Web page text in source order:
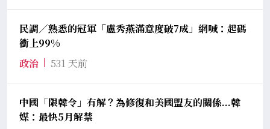
民調／熟悉的冠軍「盧秀燕滿意度破7成」網喊：起碼
衝上99%
政治
531 天前
中國「限韓令」有解？為修復和美國盟友的關係...韓
媒：最快5月解禁